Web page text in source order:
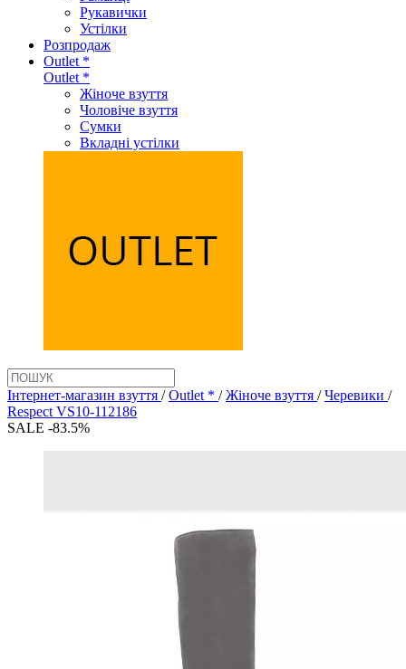
Рукавички
Устілки
Розпродаж
Outlet *
Outlet *
Жіноче взуття
Чоловіче взуття
Сумки
Вкладні устілки
Інтернет-магазин взуття / Outlet * / Жіноче взуття / Черевики /
Respect VS10-112186
SALE -83.5%